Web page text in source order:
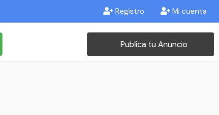
Registro Mi cuenta
Publica tu Anuncio